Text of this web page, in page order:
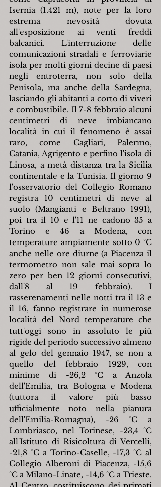
Isernia (1.421 m), note per la loro
estrema nevosità dovuta
all'esposizione ai venti freddi
balcanici. L'interruzione delle
comunicazioni stradali e ferroviarie
isola per molti giorni decine di paesi
negli entroterra, non solo della
Penisola, ma anche della Sardegna,
lasciando gli abitanti a corto di viveri
e combustibile. Il 7-8 febbraio alcuni
centimetri di neve imbiancano
località in cui il fenomeno è assai
raro, come Cagliari, Palermo,
Catania, Agrigento e perfino l'isola di
Linosa, a metà distanza tra la Sicilia
continentale e la Tunisia. Il giorno 9
l'osservatorio del Collegio Romano
registra 10 centimetri di neve al
suolo (Mangianti e Beltrano 1991),
poi tra il 10 e l'11 ne cadono 35 a
Torino e 46 a Modena, con
temperature ampiamente sotto 0 °C
anche nelle ore diurne (a Piacenza il
termometro non sale mai sopra lo
zero per ben 12 giorni consecutivi,
dall'8 al 19 febbraio). I
rasserenamenti nelle notti tra il 13 e
il 16, fanno registrare in numerose
località del Nord temperature che
tutt'oggi sono in assoluto le più
rigide del periodo successivo almeno
al gelo del gennaio 1947, se non a
quello del febbraio 1929, con
minime di -26,2 °C a Anzola
dell'Emilia, tra Bologna e Modena
(tuttora il valore più basso
ufficialmente noto nella pianura
dell'Emilia-Romagna), -26 °C a
Lombriasco, nel Torinese, -23,4 °C
all'Istituto di Risicoltura di Vercelli,
-21,8 °C a Torino-Caselle, -17,3 °C al
Collegio Alberoni di Piacenza, -15,6
°C a Milano-Linate, -14,6 °C a Trieste.